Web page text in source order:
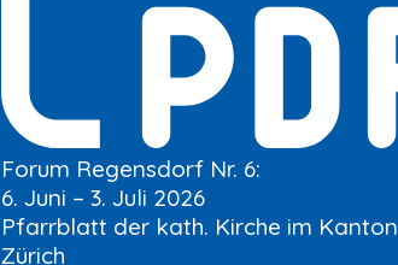
Forum Regensdorf Nr. 6:
6. Juni – 3. Juli 2026
Pfarrblatt der kath. Kirche im Kanton
Zürich